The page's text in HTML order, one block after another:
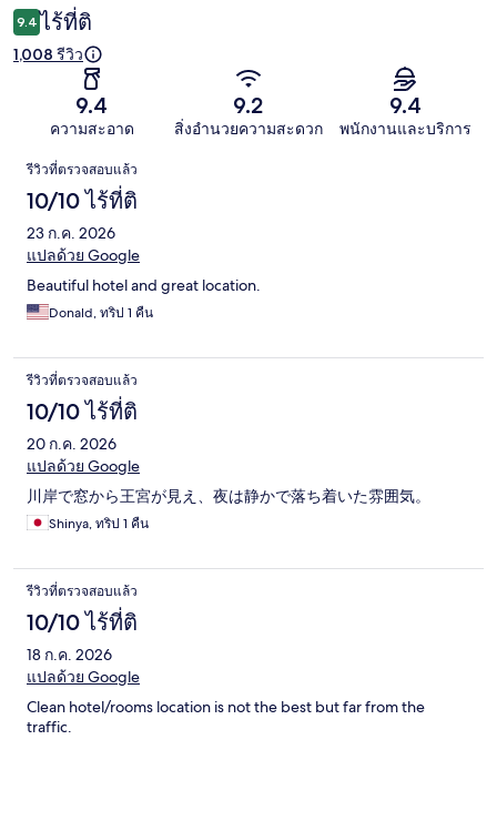
9.4 ไร้ที่ติ
1,008 รีวิว
9.4
ความสะอาด
9.2
สิ่งอำนวยความสะดวก
9.4
พนักงานและบริการ
รีวิว
รีวิวที่ตรวจสอบแล้ว
10/10 ไร้ที่ติ
23 ก.ค. 2026
แปลด้วย Google
Beautiful hotel and great location.
Donald, ทริป 1 คืน
รีวิวที่ตรวจสอบแล้ว
10/10 ไร้ที่ติ
20 ก.ค. 2026
แปลด้วย Google
川岸で窓から王宮が見え、夜は静かで落ち着いた雰囲気。
Shinya, ทริป 1 คืน
รีวิวที่ตรวจสอบแล้ว
10/10 ไร้ที่ติ
18 ก.ค. 2026
แปลด้วย Google
Clean hotel/rooms location is not the best but far from the
traffic.